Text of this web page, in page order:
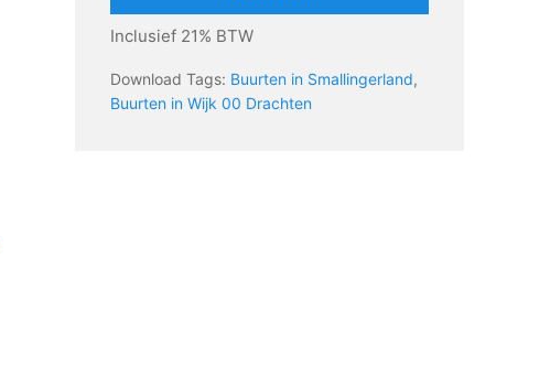
Inclusief 21% BTW
Download Tags: Buurten in Smallingerland,
Buurten in Wijk 00 Drachten